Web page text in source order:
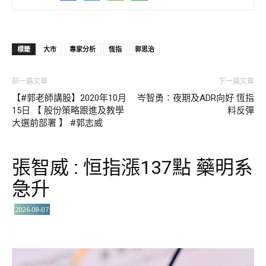
標籤 大市 專家分析 恆指 郭思治
前一篇文章
【#郭老師講股】2020年10月
15日 【 股份策略跟進及教學
大選前部署 】 #郭志威
下一篇文章
岑智勇∶夜期及ADR向好 恆指
料反彈
張智威 : 恒指漲137點 藥明系
急升
2026-08-07